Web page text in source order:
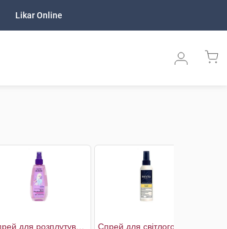
Likar Online